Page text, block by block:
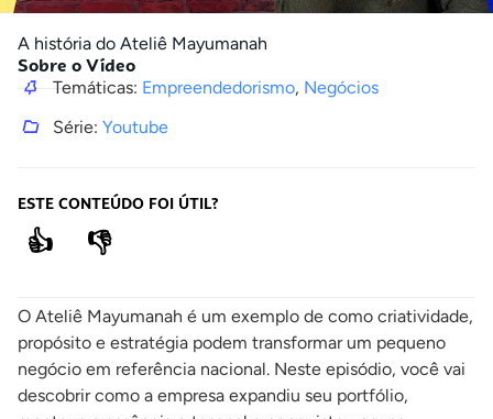
A história do Ateliê Mayumanah
Sobre o Vídeo
Temáticas: Empreendedorismo, Negócios
Série: Youtube
ESTE CONTEÚDO FOI ÚTIL?
👍 👎
O Ateliê Mayumanah é um exemplo de como criatividade,
propósito e estratégia podem transformar um pequeno
negócio em referência nacional. Neste episódio, você vai
descobrir como a empresa expandiu seu portfólio,